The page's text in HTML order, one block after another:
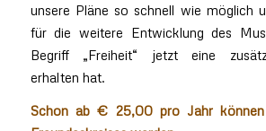
unsere Pläne so schnell wie möglich
für die weitere Entwicklung des
Begriff „Freiheit“ jetzt eine
erhalten hat.
Schon ab € 25,00 pro Jahr